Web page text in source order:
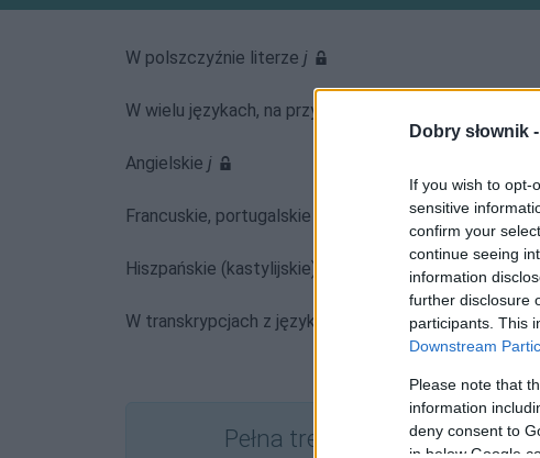
Dobry słownik -
If you wish to opt-
sensitive
confirm your
continue seeing
information
further disclosure
participants. This
Downstream
Please note that
information
deny consent to
in below Google
W polszczyźnie literze j
W wielu językach, na przykład w niemieckim, czeskim
Angielskie j
Francuskie, portugalskie i katalońskie
Hiszpańskie (kastylijskie)
W transkrypcjach z języka chińskiego
Pełna treść tej i 450